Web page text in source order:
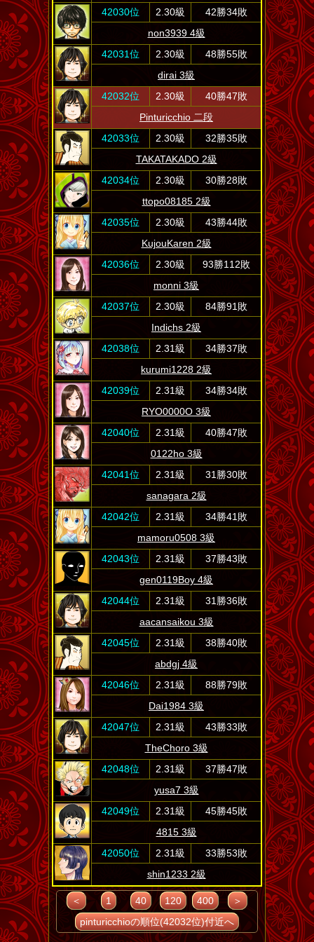
42030位
2.30級
42勝34敗
non3939 4級
42031位
2.30級
48勝55敗
dirai 3級
42032位
2.30級
40勝47敗
Pinturicchio 二段
42033位
2.30級
32勝35敗
TAKATAKADO 2級
42034位
2.30級
30勝28敗
ttopo08185 2級
42035位
2.30級
43勝44敗
KujouKaren 2級
42036位
2.30級
93勝112敗
monni 3級
42037位
2.30級
84勝91敗
Indichs 2級
42038位
2.31級
34勝37敗
kurumi1228 2級
42039位
2.31級
34勝34敗
RYO0000O 3級
42040位
2.31級
40勝47敗
0122ho 3級
42041位
2.31級
31勝30敗
sanagara 2級
42042位
2.31級
34勝41敗
mamoru0508 3級
42043位
2.31級
37勝43敗
gen0119Boy 4級
42044位
2.31級
31勝36敗
aacansaikou 3級
42045位
2.31級
38勝40敗
abdgj 4級
42046位
2.31級
88勝79敗
Dai1984 3級
42047位
2.31級
43勝33敗
TheChoro 3級
42048位
2.31級
37勝47敗
yusa7 3級
42049位
2.31級
45勝45敗
4815 3級
42050位
2.31級
33勝53敗
shin1233 2級
＜ 1 40 120 400
＞
pinturicchioの順位(42032位)付近へ